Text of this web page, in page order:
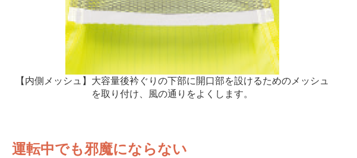
【内側メッシュ】大容量後衿ぐりの下部に開口部を設けるためのメッシュ
を取り付け、風の通りをよくします。
運転中でも邪魔にならない